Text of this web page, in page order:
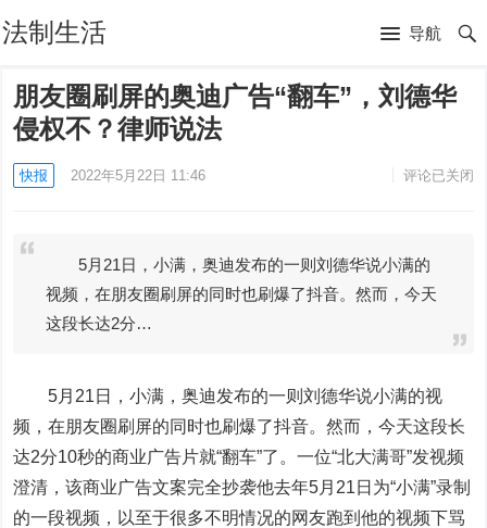
法制生活 导航
朋友圈刷屏的奥迪广告“翻车”，刘德华
侵权不？律师说法
快报 2022年5月22日 11:46 评论已关闭
5月21日，小满，奥迪发布的一则刘德华说小满的
视频，在朋友圈刷屏的同时也刷爆了抖音。然而，今天
这段长达2分…
5月21日，小满，奥迪发布的一则刘德华说小满的视
频，在朋友圈刷屏的同时也刷爆了抖音。然而，今天这段长
达2分10秒的商业广告片就“翻车”了。一位“北大满哥”发视频
澄清，该商业广告文案完全抄袭他去年5月21日为“小满”录制
的一段视频，以至于很多不明情况的网友跑到他的视频下骂